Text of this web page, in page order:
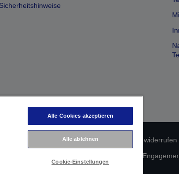
Sicherheitshinweise
Datenschutzrichtlinie Vertrag widerrufen
Epson
Alle Cookies akzeptieren
Alle ablehnen
Cookie-Einstellungen